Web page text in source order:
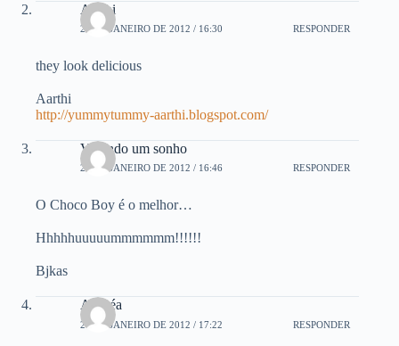
Aarthi
26 DE JANEIRO DE 2012 / 16:30 RESPONDER
they look delicious
Aarthi
http://yummytummy-aarthi.blogspot.com/
Vivendo um sonho
26 DE JANEIRO DE 2012 / 16:46 RESPONDER
O Choco Boy é o melhor…
Hhhhhuuuuummmmmm!!!!!!
Bjkas
Andréa
26 DE JANEIRO DE 2012 / 17:22 RESPONDER